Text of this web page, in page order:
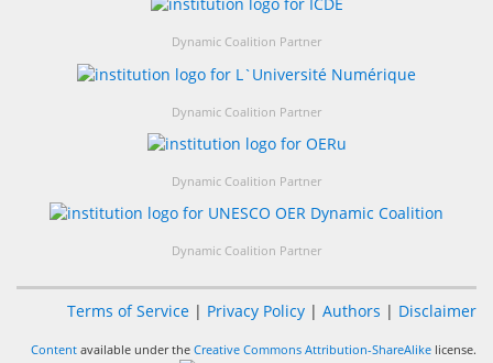
Dynamic Coalition Partner
Dynamic Coalition Partner
Dynamic Coalition Partner
Dynamic Coalition Partner
Terms of Service | Privacy Policy | Authors | Disclaimer
Content available under the Creative Commons Attribution-ShareAlike license.